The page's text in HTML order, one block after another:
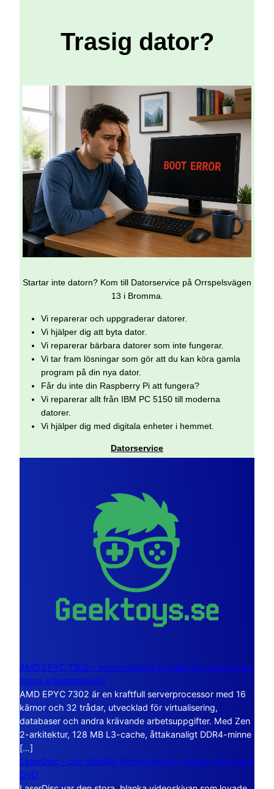
Trasig dator?
Startar inte datorn? Kom till Datorservice på Orrspelsvägen
13 i Bromma.
Vi reparerar och uppgraderar datorer.
Vi hjälper dig att byta dator.
Vi reparerar bärbara datorer som inte fungerar.
Vi tar fram lösningar som gör att du kan köra gamla
program på din nya dator.
Får du inte din Raspberry Pi att fungera?
Vi reparerar allt från IBM PC 5150 till moderna
datorer.
Vi hjälper dig med digitala enheter i hemmet.
Datorservice
AMD EPYC 7302 – sexton kärnor byggda för servrar och
tunga arbetsstationer
AMD EPYC 7302 är en kraftfull serverprocessor med 16
kärnor och 32 trådar, utvecklad för virtualisering,
databaser och andra krävande arbetsuppgifter. Med Zen
2-arkitektur, 128 MB L3-cache, åttakanaligt DDR4-minne
[…]
LaserDisc – den jättelika filmskivan som visade vägen mot
DVD